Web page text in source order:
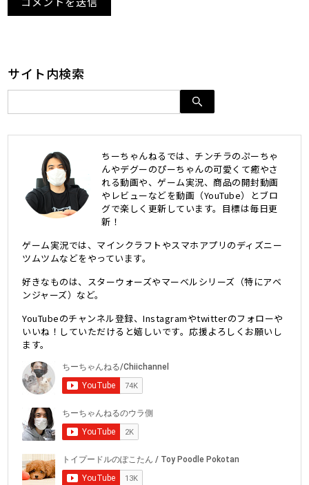
サイト内検索
ちーちゃんねるでは、チンチラのぷーちゃ
んやデグーのぴーちゃんの可愛くて癒やさ
れる動画や、ゲーム実況、商品の開封動画
やレビューなどを動画（YouTube）とブロ
グで楽しく更新しています。目標は毎日更
新！
ゲーム実況では、マインクラフトやスマホアプリのディズニー
ツムツムなどをやっています。
好きなものは、スターウォーズやマーベルシリーズ（特にアベ
ンジャーズ）など。
YouTubeのチャンネル登録、Instagramやtwitterのフォローや
いいね！していただけると嬉しいです。応援よろしくお願いし
ます。